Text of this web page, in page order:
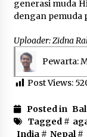
generasi muda
dengan pemuda
Uploader: Zidna
Pewarta:
Post Views:
Posted in
Tagged #
India# Nepal#